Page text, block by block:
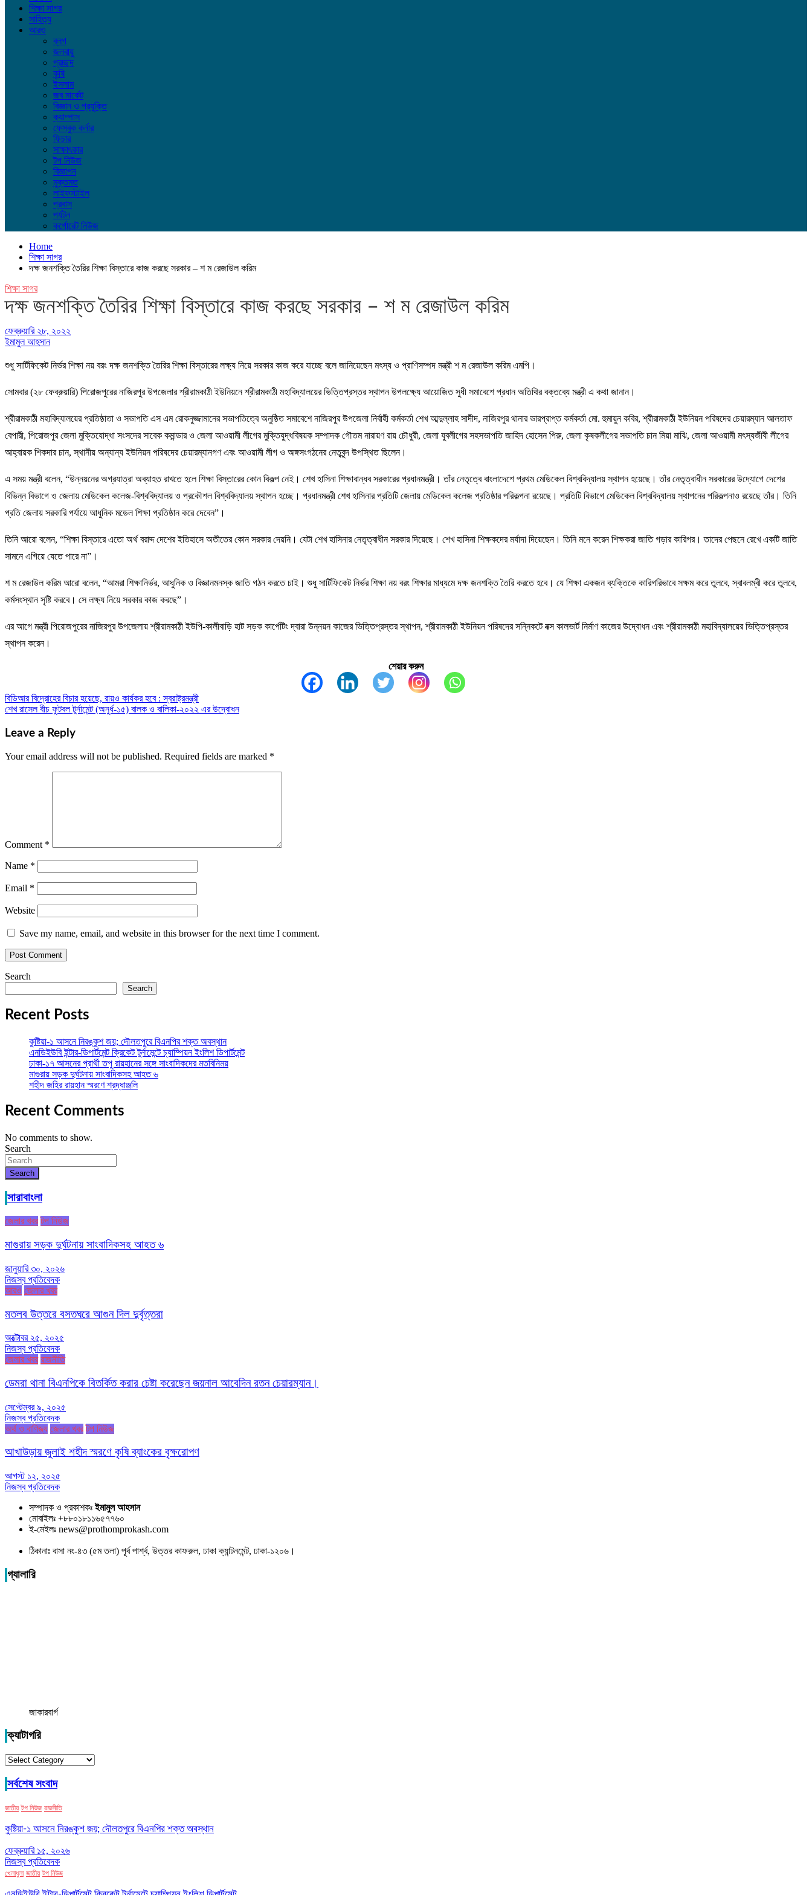
শিক্ষা সাগর
সাহিত্য
আরও
ব্লগ
জলবায়ু
প্রচ্ছদ
কৃষি
ইসলাম
জব মার্কেট
বিজ্ঞান ও প্রযুক্তি
ক্যাম্পাস
ফেসবুক কর্নার
ফিচার
সাক্ষাৎকার
টপ নিউজ
বিজ্ঞাপন
মুক্তমত
লাইফস্টাইল
প্রবাস
পর্যটন
কর্পোরেট নিউজ
Home
শিক্ষা সাগর
দক্ষ জনশক্তি তৈরির শিক্ষা বিস্তারে কাজ করছে সরকার – শ ম রেজাউল করিম
শিক্ষা সাগর
দক্ষ জনশক্তি তৈরির শিক্ষা বিস্তারে কাজ করছে সরকার – শ ম রেজাউল করিম
ফেব্রুয়ারি ২৮, ২০২২
ইমামুল আহসান
শুধু সার্টিফিকেট নির্ভর শিক্ষা নয় বরং দক্ষ জনশক্তি তৈরির শিক্ষা বিস্তারের লক্ষ্য নিয়ে সরকার কাজ করে যাচ্ছে বলে জানিয়েছেন মৎস্য ও প্রাণিসম্পদ মন্ত্রী শ ম রেজাউল করিম এমপি।
সোমবার (২৮ ফেব্রুয়ারি) পিরোজপুরের নাজিরপুর উপজেলার শ্রীরামকাঠী ইউনিয়নে শ্রীরামকাঠী মহাবিদ্যালয়ের ভিত্তিপ্রস্তর স্থাপন উপলক্ষ্যে আয়োজিত সুধী সমাবেশে প্রধান অতিথির বক্তব্যে মন্ত্রী এ কথা জানান।
শ্রীরামকাঠী মহাবিদ্যালয়ের প্রতিষ্ঠাতা ও সভাপতি এস এম রোকনুজ্জামানের সভাপতিত্বে অনুষ্ঠিত সমাবেশে নাজিরপুর উপজেলা নির্বাহী কর্মকর্তা শেখ আব্দুল্লাহ সাদীদ, নাজিরপুর থানার ভারপ্রাপ্ত কর্মকর্তা মো. হুমায়ুন কবির, শ্রীরামকাঠী ইউনিয়ন পরিষদের চেয়ারম্যান আলতাফ
বেপারী, পিরোজপুর জেলা মুক্তিযোদ্ধা সংসদের সাবেক কমান্ডার ও জেলা আওয়ামী লীগের মুক্তিযুদ্ধবিষয়ক সম্পাদক গৌতম নারায়ণ রায় চৌধুরী, জেলা যুবলীগের সহসভাপতি জাহিদ হোসেন পিরু, জেলা কৃষকলীগের সভাপতি চান মিয়া মাঝি, জেলা আওয়ামী মৎস্যজীবী লীগের
আহ্বায়ক শিকদার চান, স্থানীয় অন্যান্য ইউনিয়ন পরিষদের চেয়ারম্যানগণ এবং আওয়ামী লীগ ও অঙ্গসংগঠনের নেতৃবৃন্দ উপস্থিত ছিলেন।
এ সময় মন্ত্রী বলেন, “উন্নয়নের অগ্রযাত্রা অব্যাহত রাখতে হলে শিক্ষা বিস্তারের কোন বিকল্প নেই। শেখ হাসিনা শিক্ষাবান্ধব সরকারের প্রধানমন্ত্রী। তাঁর নেতৃত্বে বাংলাদেশে প্রথম মেডিকেল বিশ্ববিদ্যালয় স্থাপন হয়েছে। তাঁর নেতৃত্বাধীন সরকারের উদ্যোগে দেশের
বিভিন্ন বিভাগে ও জেলায় মেডিকেল কলেজ-বিশ্ববিদ্যালয় ও প্রকৌশল বিশ্ববিদ্যালয় স্থাপন হচ্ছে। প্রধানমন্ত্রী শেখ হাসিনার প্রতিটি জেলায় মেডিকেল কলেজ প্রতিষ্ঠার পরিকল্পনা রয়েছে। প্রতিটি বিভাগে মেডিকেল বিশ্ববিদ্যালয় স্থাপনের পরিকল্পনাও রয়েছে তাঁর। তিনি
প্রতি জেলায় সরকারি পর্যায়ে আধুনিক মডেল শিক্ষা প্রতিষ্ঠান করে দেবেন”।
তিনি আরো বলেন, “শিক্ষা বিস্তারে এতো অর্থ বরাদ্দ দেশের ইতিহাসে অতীতের কোন সরকার দেয়নি। যেটা শেখ হাসিনার নেতৃত্বাধীন সরকার দিয়েছে। শেখ হাসিনা শিক্ষকদের মর্যাদা দিয়েছেন। তিনি মনে করেন শিক্ষকরা জাতি গড়ার কারিগর। তাদের পেছনে রেখে একটি জাতি
সামনে এগিয়ে যেতে পারে না”।
শ ম রেজাউল করিম আরো বলেন, “আমরা শিক্ষানির্ভর, আধুনিক ও বিজ্ঞানমনস্ক জাতি গঠন করতে চাই। শুধু সার্টিফিকেট নির্ভর শিক্ষা নয় বরং শিক্ষার মাধ্যমে দক্ষ জনশক্তি তৈরি করতে হবে। যে শিক্ষা একজন ব্যক্তিকে কারিগরিভাবে সক্ষম করে তুলবে, স্বাবলম্বী করে তুলবে,
কর্মসংস্থান সৃষ্টি করবে। সে লক্ষ্য নিয়ে সরকার কাজ করছে”।
এর আগে মন্ত্রী পিরোজপুরের নাজিরপুর উপজেলায় শ্রীরামকাঠী ইউপি-কালীবাড়ি হাট সড়ক কার্পেটিং দ্বারা উন্নয়ন কাজের ভিত্তিপ্রস্তর স্থাপন, শ্রীরামকাঠী ইউনিয়ন পরিষদের সন্নিকটে বক্স কালভার্ট নির্মাণ কাজের উদ্বোধন এবং শ্রীরামকাঠী মহাবিদ্যালয়ের ভিত্তিপ্রস্তর
স্থাপন করেন।­
শেয়ার করুন
Post
navigation
বিডিআর বিদ্রোহের বিচার হয়েছে, রায়ও কার্যকর হবে : স্বরাষ্ট্রমন্ত্রী
শেখ রাসেল বীচ ফুটবল টুর্নামেন্ট (অনুর্ধ-১৫) বালক ও বালিকা-২০২২ এর উদ্বোধন
Leave a Reply
Your email address will not be published. Required fields are marked *
Comment *
Name *
Email *
Website
Save my name, email, and website in this browser for the next time I comment.
Search
Search
Recent Posts
কুষ্টিয়া-১ আসনে নিরঙ্কুশ জয়; দৌলতপুরে বিএনপির শক্ত অবস্থান
এনডিইউবি ইন্টার-ডিপার্টমেন্ট ক্রিকেট টুর্নামেন্টে চ্যাম্পিয়ন ইংলিশ ডিপার্টমেন্ট
ঢাকা-১৭ আসনের প্রার্থী তপু রায়হানের সঙ্গে সাংবাদিকদের মতবিনিময়
মাগুরায় সড়ক দুর্ঘটনায় সাংবাদিকসহ আহত ৬
শহীদ জহির রায়হান স্মরণে শ্রদ্ধাঞ্জলি
Recent Comments
No comments to show.
Search
Search
সারাবাংলা
জেলার খবর টপ নিউজ
মাগুরায় সড়ক দুর্ঘটনায় সাংবাদিকসহ আহত ৬
জানুয়ারি ৩০, ২০২৬
নিজস্ব প্রতিবেদক
আরও জেলার খবর
মতলব উত্তরে বসতঘরে আগুন দিল দুর্বৃত্তরা
অক্টোবর ২৫, ২০২৫
নিজস্ব প্রতিবেদক
জেলার খবর রাজনীতি
ডেমরা থানা বিএনপিকে বিতর্কিত করার চেষ্টা করেছেন জয়নাল আবেদিন রতন চেয়ারম্যান।
সেপ্টেম্বর ৯, ২০২৫
নিজস্ব প্রতিবেদক
অর্থ ও বাণিজ্য জেলার খবর টপ নিউজ
আখাউড়ায় জুলাই শহীদ স্মরণে কৃষি ব্যাংকের বৃক্ষরোপণ
আগস্ট ১২, ২০২৫
নিজস্ব প্রতিবেদক
সম্পাদক ও প্রকাশকঃইমামুল আহসান
মোবাইলঃ +৮৮০১৮১১৬৫৭৭৬০
ই-মেইলঃ news@prothomprokash.com
ঠিকানাঃ বাসা নং-৪৩ (৫ম তলা) পূর্ব পার্শ্ব, উত্তর কাফরুল, ঢাকা ক্যান্টনমেন্ট, ঢাকা-১২০৬।
গ্যালারি
জাকারবার্গ
ক্যাটাগরি
ক্যাটাগরি
সর্বশেষ সংবাদ
জাতীয় টপ নিউজ রাজনীতি
কুষ্টিয়া-১ আসনে নিরঙ্কুশ জয়; দৌলতপুরে বিএনপির শক্ত অবস্থান
ফেব্রুয়ারি ১৫, ২০২৬
নিজস্ব প্রতিবেদক
খেলাধুলা জাতীয় টপ নিউজ